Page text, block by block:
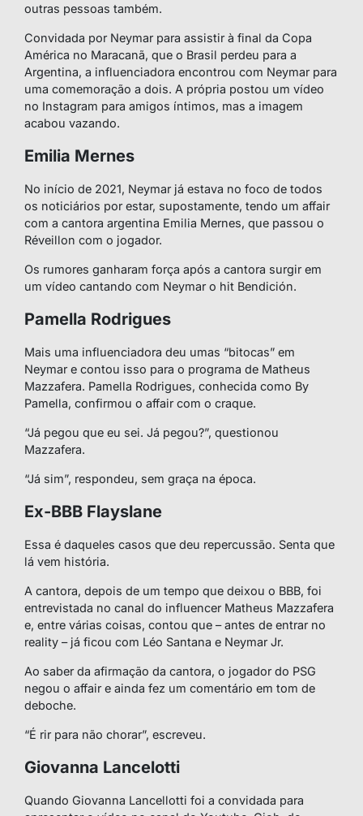
outras pessoas também.
Convidada por Neymar para assistir à final da Copa
América no Maracanã, que o Brasil perdeu para a
Argentina, a influenciadora encontrou com Neymar para
uma comemoração a dois. A própria postou um vídeo
no Instagram para amigos íntimos, mas a imagem
acabou vazando.
Emilia Mernes
No início de 2021, Neymar já estava no foco de todos
os noticiários por estar, supostamente, tendo um affair
com a cantora argentina Emilia Mernes, que passou o
Réveillon com o jogador.
Os rumores ganharam força após a cantora surgir em
um vídeo cantando com Neymar o hit Bendición.
Pamella Rodrigues
Mais uma influenciadora deu umas “bitocas” em
Neymar e contou isso para o programa de Matheus
Mazzafera. Pamella Rodrigues, conhecida como By
Pamella, confirmou o affair com o craque.
“Já pegou que eu sei. Já pegou?”, questionou
Mazzafera.
“Já sim”, respondeu, sem graça na época.
Ex-BBB Flayslane
Essa é daqueles casos que deu repercussão. Senta que
lá vem história.
A cantora, depois de um tempo que deixou o BBB, foi
entrevistada no canal do influencer Matheus Mazzafera
e, entre várias coisas, contou que – antes de entrar no
reality – já ficou com Léo Santana e Neymar Jr.
Ao saber da afirmação da cantora, o jogador do PSG
negou o affair e ainda fez um comentário em tom de
deboche.
“É rir para não chorar”, escreveu.
Giovanna Lancelotti
Quando Giovanna Lancellotti foi a convidada para